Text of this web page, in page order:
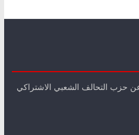
حزب التحالف الشعبي الاشتراكي